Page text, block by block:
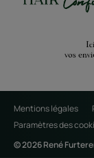
Mentions légales
Paramètres des
© 2026 René